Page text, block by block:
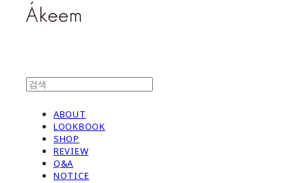
ABOUT
LOOKBOOK
SHOP
REVIEW
Q&A
NOTICE